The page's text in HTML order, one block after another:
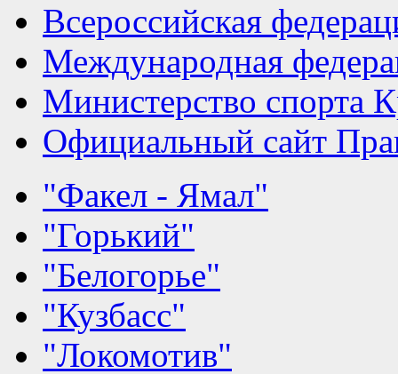
Всероссийская
Международная
Министерство спорта
Официальный сайт
"Факел - Ямал"
"Горький"
"Белогорье"
"Кузбасс"
"Локомотив"